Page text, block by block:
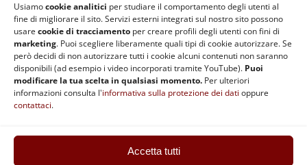
Usiamocookie analitici per studiare il comportamento degli utenti al
fine di migliorare il sito. Servizi esterni integrati sul nostro sito possono
usare cookie di tracciamento per creare profili degli utenti con fini di
marketing. Puoi scegliere liberamente quali tipi di cookie autorizzare. Se
però decidi di non autorizzare tutti i cookie alcuni contenuti non saranno
disponibili (ad esempio i video incorporati tramite YouTube). Puoi
modificare la tua scelta in qualsiasi momento. Per ulteriori
informazioni consulta l'informativa sulla protezione dei dati oppure
contattaci.
Accetta tutti
Occidentale | Tag:Aristotele,Dia-logando ,diversità,Erodoto,
Giovanni Giorgini
ideologia
Continua a leggere